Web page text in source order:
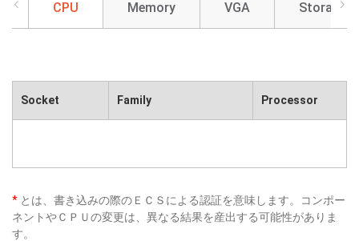
CPU Memory VGA Storage
Socket Family Processor
* とは、書き込みの際のＥＣＳによる認証を意味します。コンポー
ネントやＣＰＵの変更は、異なる結果を産出する可能性がありま
す。